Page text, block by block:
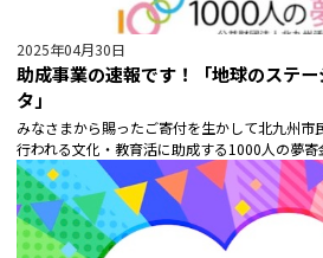
2025年04月30日
助成事業の速報です！「地球のステ
タ」
みなさまから賜ったご寄付を生かして北九州市
行われる文化・教育活に助成する1000人の夢